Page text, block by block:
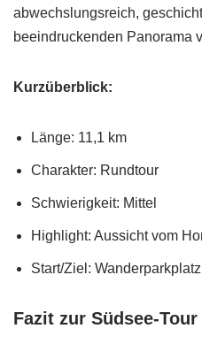
abwechslungsreich,
beeindruckenden Panorama
Kurzüberblick:
Länge: 11,1 km
Charakter: Rundtour
Schwierigkeit: Mittel
Highlight: Aussicht vom
Start/Ziel:
Fazit zur Südsee-Tour